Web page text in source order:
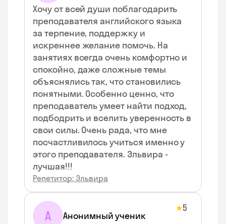
Хочу от всей души поблагодарить
преподавателя английского языка
за терпение, поддержку и
искреннее желание помочь. На
занятиях всегда очень комфортно и
спокойно, даже сложные темы
объяснялись так, что становились
понятными. Особенно ценно, что
преподаватель умеет найти подход,
подбодрить и вселить уверенность в
свои силы. Очень рада, что мне
посчастливилось учиться именно у
этого преподавателя. Эльвира -
лучшая!!!
Репетитор: Эльвира
А Анонимный ученик
★5